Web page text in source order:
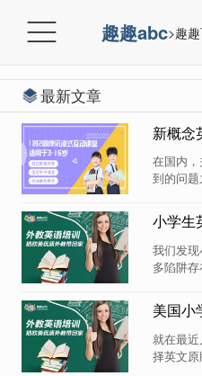
 趣趣abc>趣
最新文章
在国内
到的问
想就这
通过市场
12岁是
阶段的孩
时候，
儿童英
及其它
不需要
我们发
多陷阱
听力的
了，所以
同意的
来，小
就在最
择英文